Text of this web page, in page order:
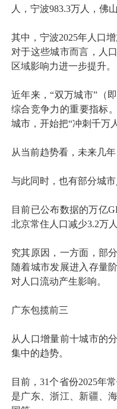
人，宁波983.3万人，佛
其中，宁波2025年人口
对于这些城市而言，人
区域影响力进一步提升。
近年来，“双万城市”（
综合竞争力的重要指标
城市，开始把“冲刺千万
从当前趋势看，未来几
与此同时，也有部分城
目前已公布数据的万亿
北京常住人口减少3.2万
究其原因，一方面，部
随着城市发展进入存量
对人口流动产生影响。
广东包揽前三
从人口增量前十城市的
集中的趋势。
目前，31个省份2025年
是广东、浙江、新疆、